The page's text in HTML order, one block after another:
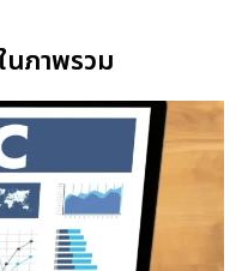
นภาพรวม